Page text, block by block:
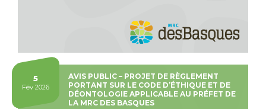
AVIS PUBLIC – PROJET DE RÈGLEMENT
PORTANT SUR LE CODE D’ÉTHIQUE ET DE
DÉONTOLOGIE APPLICABLE AU PRÉFET DE
LA MRC DES BASQUES
5
Fév 2026